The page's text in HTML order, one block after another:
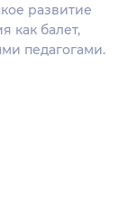
развитие
как балет,
педагогами.